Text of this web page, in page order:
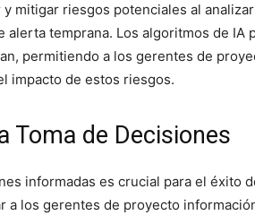
mitigar riesgos potenciales al
alerta temprana. Los algoritmos de
permitiendo a los gerentes de
impacto de estos riesgos.
Toma de Decisiones
informadas es crucial para el éxito
a los gerentes de proyecto